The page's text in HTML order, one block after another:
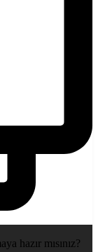
hazır mısınız?